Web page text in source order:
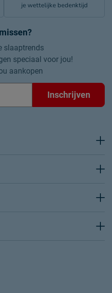
je wettelijke bedenktijd
slaaptrends
speciaal voor jou!
aankopen
Inschrijven